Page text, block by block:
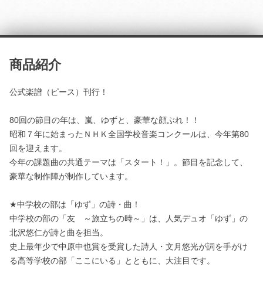
商品紹介
公式楽譜（ピース）刊行！
80回の節目の年は、嵐、ゆずと、豪華な顔ぶれ！！
昭和７年に始まったＮＨＫ全国学校音楽コンクールは、今年第80
回を迎えます。
今年の課題曲の共通テーマは「スタート！」。節目を記念して、
豪華な制作陣が制作しています。
★中学校の部は「ゆず」の詩・曲！
中学校の部の「友 ～旅立ちの時～」は、人気デュオ「ゆず」の
北沢悠仁が詩と曲を担当。
史上最年少で中原中也賞を受賞した詩人・文月悠光が詞を手がけ
る高等学校の部「ここにいる」とともに、大注目です。